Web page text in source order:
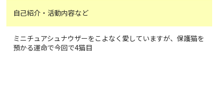
自己紹介・活動内容など
ミニチュアシュナウザーをこよなく愛していますが、保護猫を
預かる運命で今回で4猫目